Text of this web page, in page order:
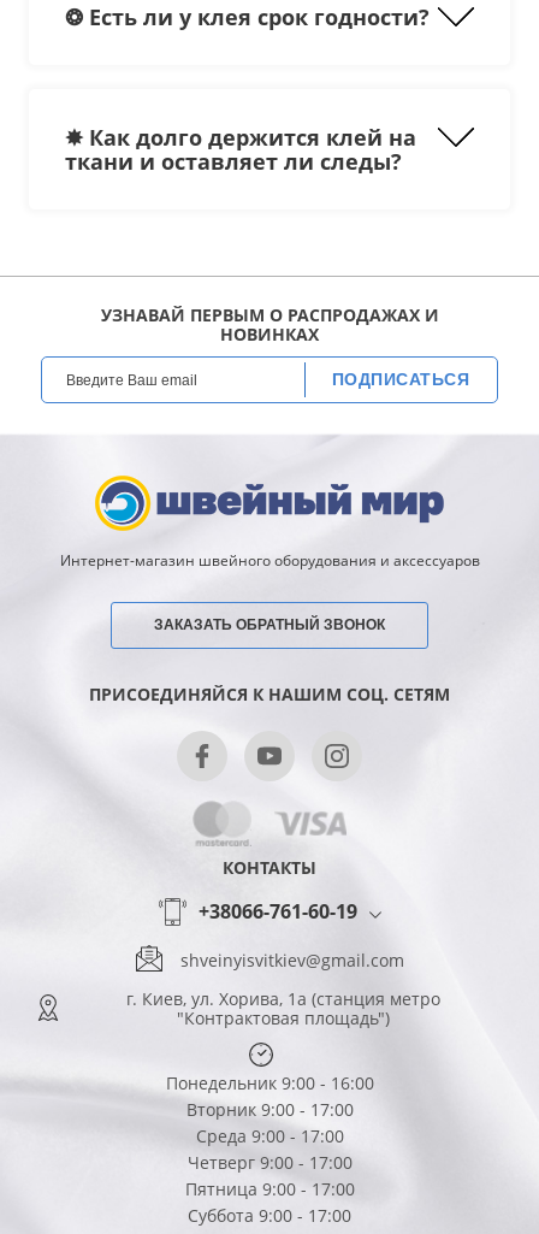
крае;
вместо булавок скрепить детали до
сшивания;
склеить замшу, велюр, резину или
❂ Есть ли у клея срок годности?
✸ Как долго держится клей на
ткани и оставляет ли следы?
УЗНАВАЙ ПЕРВЫМ О РАСПРОДАЖАХ И
НОВИНКАХ
ПОДПИСАТЬСЯ
Интернет-магазин швейного оборудования и аксессуаров
ЗАКАЗАТЬ ОБРАТНЫЙ ЗВОНОК
ПРИСОЕДИНЯЙСЯ К НАШИМ СОЦ. СЕТЯМ
КОНТАКТЫ
+38066-761-60-19
shveinyisvitkiev@gmail.com
г. Киев, ул. Хорива, 1а (станция метро
"Контрактовая площадь")
Понедельник 9:00 - 16:00
Вторник 9:00 - 17:00
Среда 9:00 - 17:00
Четверг 9:00 - 17:00
Пятница 9:00 - 17:00
Суббота 9:00 - 17:00